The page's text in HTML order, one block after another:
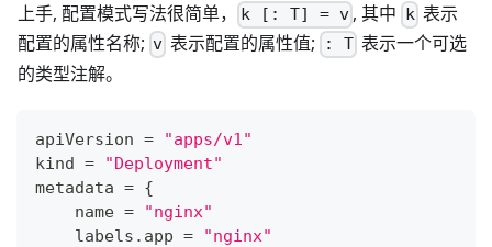
上手, 配置模式写法很简单，
k [: T] = v , 其中 k表示
配置的属性名称; v 表示配置的属性值; : T表示一个可选
的类型注解。
apiVersion =
"apps/v1"
kind =
"Deployment"
metadata = {
    name
=
"nginx"
    labels
. app =
"nginx"